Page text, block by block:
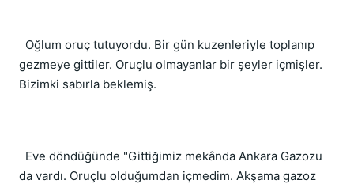
Oğlum oruç tutuyordu. Bir gün kuzenleriyle toplanıp
gezmeye gittiler. Oruçlu olmayanlar bir şeyler içmişler.
Bizimki sabırla beklemiş.
Eve döndüğünde "Gittiğimiz mekânda Ankara Gazozu
da vardı. Oruçlu olduğumdan içmedim. Akşama gazoz